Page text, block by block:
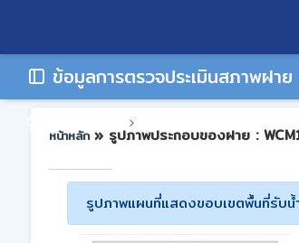
ข้อมูลการตรวจประเมินสภาพฝาย
หน้าหลัก » รูปภาพประกอบของฝาย :
รูปภาพแผนที่แสดงขอบเขตพื้นที่รับน้